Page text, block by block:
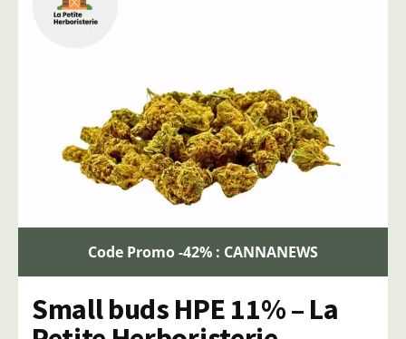
Code Promo -42% : CANNANEWS
Small buds HPE 11% – La